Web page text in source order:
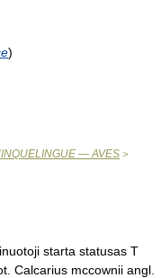
)
— AVES >
starta statusas T
Calcarius mccownii angl.